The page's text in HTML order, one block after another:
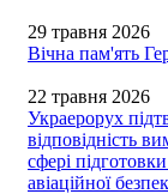
29 травня 2026
Вічна пам'ять
22 травня 2026
Украерорух
відповідність
сфері
авіаційної